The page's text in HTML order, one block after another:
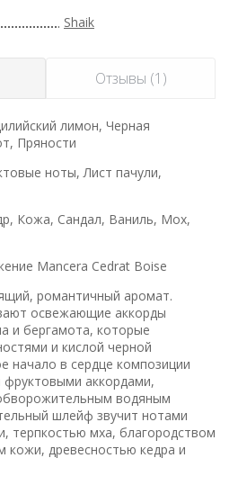
Shaik
Отзывы (1)
лимон, Черная
Пряности
ноты, Лист пачули,
Кожа, Сандал, Ваниль, Мох,
Mancera Cedrat Boise
романтичный аромат.
освежающие аккорды
и бергамота, которые
и кислой черной
начало в сердце композиции
аккордами,
водяным
шлейф звучит нотами
терпкостью мха, благородством
кожи, древесностью кедра и